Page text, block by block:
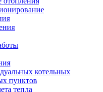
котельных
пунктов
тепла